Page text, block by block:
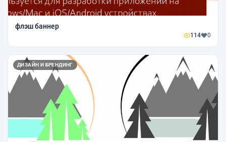
флэш баннер
114 0
ДИЗАЙН И БРЕНДИНГ